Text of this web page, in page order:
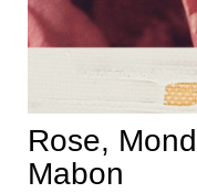
Rose,
Mabon